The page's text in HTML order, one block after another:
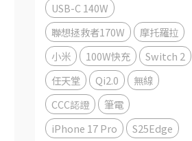
USB-C 140W
聯想拯救者170W
摩托羅拉
小米
100W快充
Switch 2
任天堂
Qi2.0
無線
CCC認證
筆電
iPhone 17 Pro
S25Edge